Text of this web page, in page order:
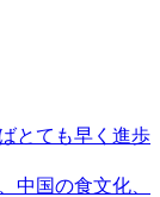
とても早く進歩
中国の食文化、